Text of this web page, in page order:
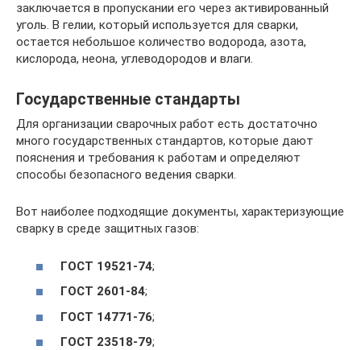
заключается в пропускании его через активированный
уголь. В гелии, который используется для сварки,
остается небольшое количество водорода, азота,
кислорода, неона, углеводородов и влаги.
Государственные стандарты
Для организации сварочных работ есть достаточно
много государственных стандартов, которые дают
пояснения и требования к работам и определяют
способы безопасного ведения сварки.
Вот наиболее подходящие документы, характеризующие
сварку в среде защитных газов:
ГОСТ 19521-74;
ГОСТ 2601-84;
ГОСТ 14771-76;
ГОСТ 23518-79;